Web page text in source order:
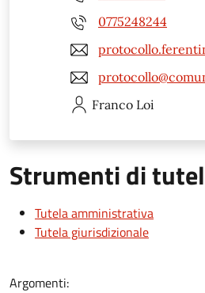
0775248244
Franco Loi
Strumenti di
Tutela amministrativa
Tutela giurisdizionale
Argomenti: